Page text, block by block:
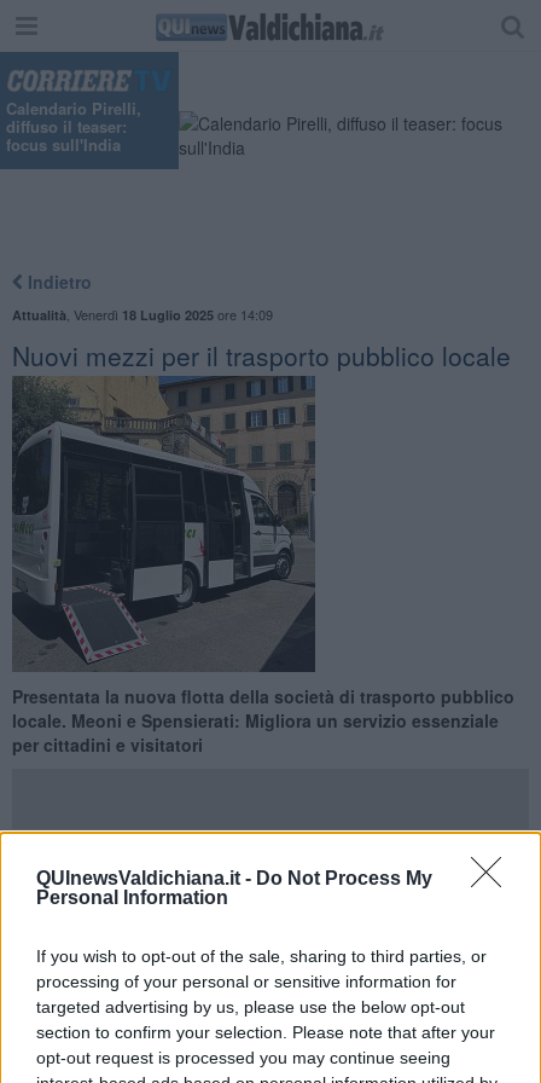
QUInewsValdichiana.it - Do Not Process My
Personal Information
If you wish to opt-out of the sale, sharing to third parties, or
processing of your personal or sensitive information for
targeted advertising by us, please use the below opt-out
section to confirm your selection. Please note that after your
opt-out request is processed you may continue seeing
Calendario Pirelli,
diffuso il teaser:
focus sull'India
Indietro
Attualità Venerdì 18 Luglio 2025ore 14:09
Nuovi mezzi per il trasporto pubblico locale
Presentata la nuova flotta della società di trasporto pubblico
locale. Meoni e Spensierati: Migliora un servizio essenziale
per cittadini e visitatori
VALDICHIANA —Presentata in piazza Garibaldi a Cortona la
Casucci. La ditta, che fa parte del consorzio Ctp 2003 in
collaborazione con Tiemme,contribuisce ad assicurare il
servizio della cosiddetta «rete debole», laddove il gestore unico
regionale non effettua attività di Tpl. La società Casucci
contribuisce quotidianamente al trasporto di numerosi utenti fra la
stazione ferroviaria di Camucia e le destinazioni del centro storico: